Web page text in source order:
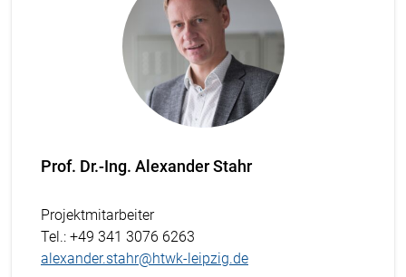
Prof. Dr.-Ing. Alexander Stahr
Projektmitarbeiter
Tel.: +49 341 3076 6263
alexander.stahr@htwk-leipzig.de